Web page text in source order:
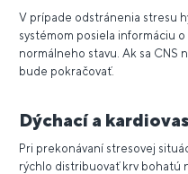
V prípade odstránenia stresu
systémom posiela informáciu
normálneho stavu. Ak sa CNS
bude pokračovať.
Dýchací a
Pri prekonávaní stresovej
rýchlo distribuovať krv bohatú